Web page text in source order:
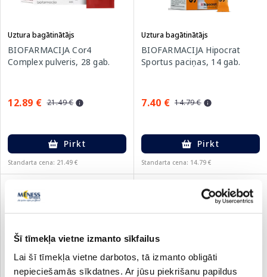
Šī tīmekļa vietne izmanto sīkfailus
Lai šī tīmekļa vietne darbotos, tā izmanto obligāti
nepieciešamās sīkdatnes. Ar jūsu piekrišanu papildus
Uztura bagātinātājs
BIOFARMACIJA Cor4
Complex pulveris, 28 gab.
12.89 € 21.49 €
Pirkt
Standarta cena: 21.49 €
Uztura bagātinātājs
BIOFARMACIJA Hipocrat
Sportus paciņas, 14 gab.
7.40 € 14.79 €
Pirkt
Standarta cena: 14.79 €
-50%